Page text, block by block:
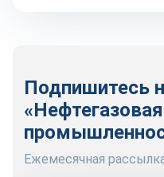
Подпишитесь
«Нефтегазовая
Ежемесячная